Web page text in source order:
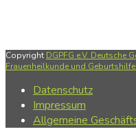
Copyright DGPFG e.V. Deutsche
Frauenheilkunde und Geburtshilfe
Datenschutz
Impressum
Allgemeine